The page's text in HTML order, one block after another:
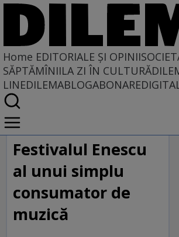
Home EDITORIALE ȘI OPINII
SĂPTĂMÎNIILA ZI ÎN CULTURĂ
LINEDILEMABLOGABONARE
Home
EDITORIALE ȘI OPINII
TÎLC SHOW
Festivalul Enescu
al unui simplu
consumator de
muzică